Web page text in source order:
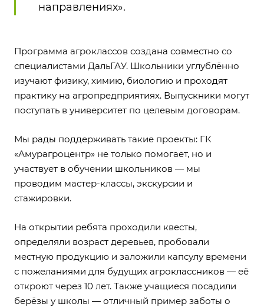
направлениях».
Программа агроклассов создана совместно со
специалистами ДальГАУ. Школьники углублённо
изучают физику, химию, биологию и проходят
практику на агропредприятиях. Выпускники могут
поступать в университет по целевым договорам.
Мы рады поддерживать такие проекты: ГК
«Амурагроцентр» не только помогает, но и
участвует в обучении школьников — мы
проводим мастер-классы, экскурсии и
стажировки.
На открытии ребята проходили квесты,
определяли возраст деревьев, пробовали
местную продукцию и заложили капсулу времени
с пожеланиями для будущих агроклассников — её
откроют через 10 лет. Также учащиеся посадили
берёзы у школы — отличный пример заботы о